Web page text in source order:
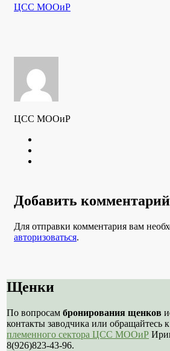
Рубрики
Автор
ЦСС МООиР
ЦСС МООиР
Добавить комментарий
Для отправки комментария вам
авторизоваться.
Щенки
По вопросам бронирования щенков
контакты заводчика или обращайтесь к
племенного сектора ЦСС МООиР
8(926)823-43-96.